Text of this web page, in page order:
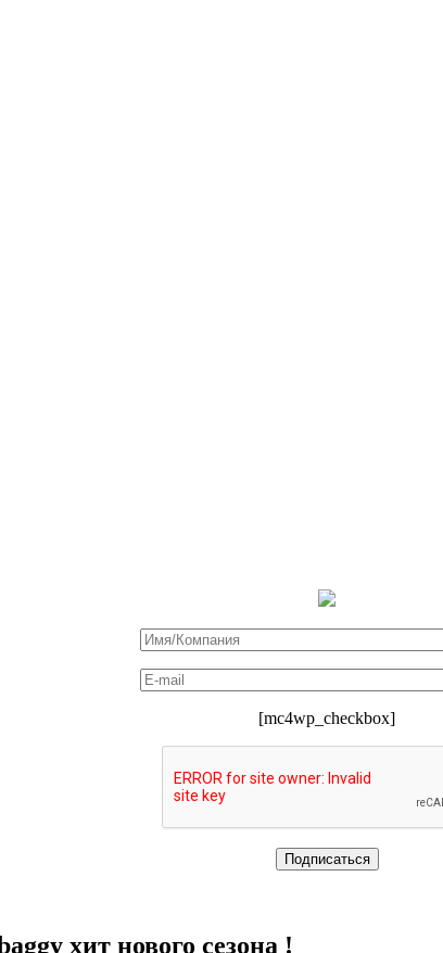
[mc4wp_checkbox]
хит нового сезона !